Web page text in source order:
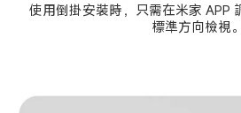
使用倒掛安裝時，只需在米家 APP
標準方向檢視。